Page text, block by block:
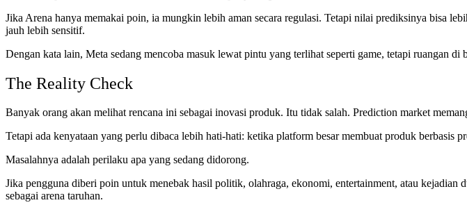
Jika Arena hanya memakai poin, ia mungkin lebih aman secara regulasi. Tetapi nilai prediksinya bisa
jauh lebih sensitif.
Dengan kata lain, Meta sedang mencoba masuk lewat pintu yang terlihat seperti game, tetapi ruangan
The Reality Check
Banyak orang akan melihat rencana ini sebagai inovasi produk. Itu tidak salah. Prediction market
Tetapi ada kenyataan yang perlu dibaca lebih hati-hati: ketika platform besar membuat produk berbasis
Masalahnya adalah perilaku apa yang sedang didorong.
Jika pengguna diberi poin untuk menebak hasil politik, olahraga, ekonomi, entertainment, atau
sebagai arena taruhan.